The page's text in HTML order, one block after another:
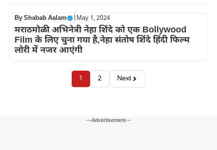
ByShabab Aalam May 1, 2024
मराठमोळी अभिनेत्री नेहा शिंदे को एक Bollywood
Film के लिए चुना गया है,नेहा संतोष शिंदे हिंदी फिल्म
लोरी में नजर आएंगी
1 2 Next
---Advertisement---